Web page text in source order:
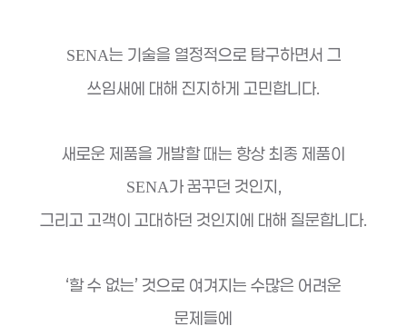
SENA는 기술을 열정적으로 탐구하면서 그
쓰임새에 대해 진지하게 고민합니다.
새로운 제품을 개발할 때는 항상 최종 제품이
SENA가 꿈꾸던 것인지,
그리고 고객이 고대하던 것인지에 대해 질문합니다.
‘할 수 없는’ 것으로 여겨지는 수많은 어려운
문제들에